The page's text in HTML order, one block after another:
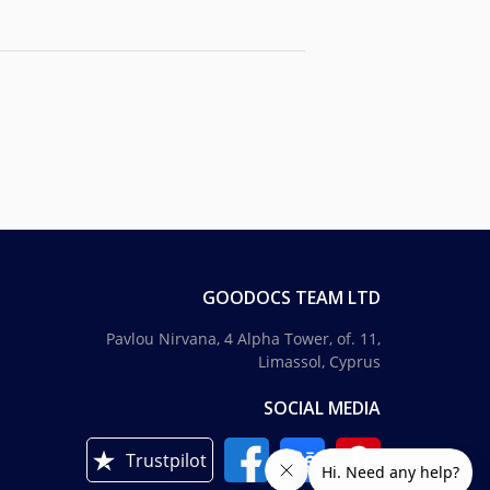
GOODOCS TEAM LTD
Pavlou Nirvana, 4 Alpha Tower, of. 11,
Limassol, Cyprus
SOCIAL MEDIA
Trustpilot